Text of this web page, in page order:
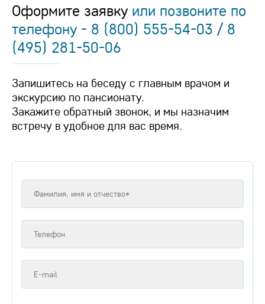
Оформите заявку или позвоните по
телефону - 8 (800) 555-54-03 / 8
(495) 281-50-06
Запишитесь на беседу с главным врачом и
экскурсию по пансионату.
Закажите обратный звонок, и мы назначим
встречу в удобное для вас время.